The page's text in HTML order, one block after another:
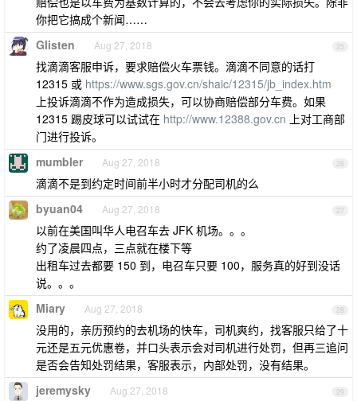
你把它搞成个新闻……
25
Glisten Aug 27, 2018
找滴滴客服申诉，要求赔偿火车票钱。滴滴不同意的话打
12315 或 https://www.sgs.gov.cn/shaic/12315/jb_index.htm
上投诉滴滴不作为造成损失，可以协商赔偿部分车费。如果
12315 踢皮球可以试试在 http://www.12388.gov.cn 上对工商部
门进行投诉。
26
mumbler Aug 27, 2018
滴滴不是到约定时间前半小时才分配司机的么
27
byuan04 Aug 27, 2018
以前在美国叫华人电召车去 JFK 机场。。。
约了凌晨四点，三点就在楼下等
出租车过去都要 150 到，电召车只要 100，服务真的好到没话
说。。。
28
Miary Aug 27, 2018
没用的，亲历预约的去机场的快车，司机爽约，找客服只给了十
元还是五元优惠卷，并口头表示会对司机进行处罚，但再三追问
是否会告知处罚结果，客服表示，内部处罚，没有结果。
29
jeremysky Aug 27, 2018